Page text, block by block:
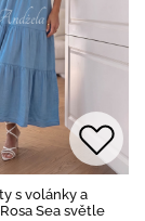
s volánky a
Sea světle